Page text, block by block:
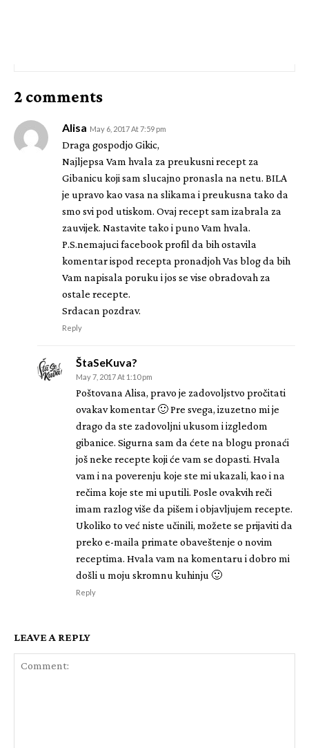
2 comments
Alisa May 6, 2017 At 7:59 pm
Draga gospodjo Gikic,
Najljepsa Vam hvala za preukusni recept za
Gibanicu koji sam slucajno pronasla na netu. BILA
je upravo kao vasa na slikama i preukusna tako da
smo svi pod utiskom. Ovaj recept sam izabrala za
zauvijek. Nastavite tako i puno Vam hvala.
P.S.nemajuci facebook profil da bih ostavila
komentar ispod recepta pronadjoh Vas blog da bih
Vam napisala poruku i jos se vise obradovah za
ostale recepte.
Srdacan pozdrav.
Reply
ŠtaSeKuva?
May 7, 2017 At 1:10 pm
Poštovana Alisa, pravo je zadovoljstvo pročitati
ovakav komentar 🙂 Pre svega, izuzetno mi je
drago da ste zadovoljni ukusom i izgledom
gibanice. Sigurna sam da ćete na blogu pronaći
još neke recepte koji će vam se dopasti. Hvala
vam i na poverenju koje ste mi ukazali, kao i na
rečima koje ste mi uputili. Posle ovakvih reči
imam razlog više da pišem i objavljujem recepte.
Ukoliko to već niste učinili, možete se prijaviti da
preko e-maila primate obaveštenje o novim
receptima. Hvala vam na komentaru i dobro mi
došli u moju skromnu kuhinju 🙂
Reply
LEAVE A REPLY